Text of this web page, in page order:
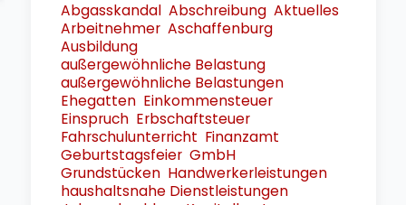
Abgasskandal Abschreibung Aktuelles
Arbeitnehmer Aschaffenburg
Ausbildung
außergewöhnliche Belastung
außergewöhnliche Belastungen
Ehegatten Einkommensteuer
Einspruch Erbschaftsteuer
Fahrschulunterricht Finanzamt
Geburtstagsfeier GmbH
Grundstücken Handwerkerleistungen
haushaltsnahe Dienstleistungen